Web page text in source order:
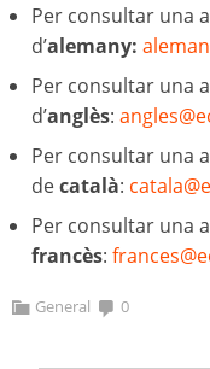
Per consultar una
d’alemany:
Per consultar una
d’anglès:
Per consultar una
decatalà:
Per consultar una
francès:
General 0